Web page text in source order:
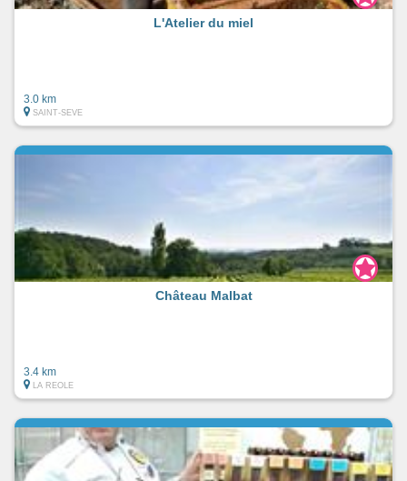
L'Atelier du miel
3.0 km
SAINT-SEVE
Château Malbat
3.4 km
LA REOLE